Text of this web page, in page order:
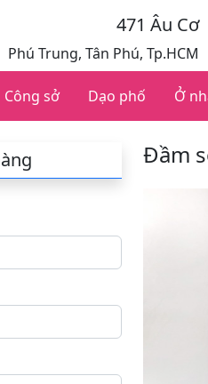
471 Âu Cơ
Phú Trung, Tân Phú, Tp.HCM
Công sở Dạo phố Ở
Đầm